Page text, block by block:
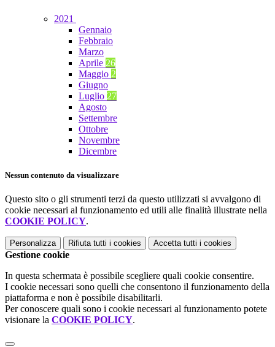
2021
Gennaio
Febbraio
Marzo
Aprile 26
Maggio 2
Giugno
Luglio 27
Agosto
Settembre
Ottobre
Novembre
Dicembre
Nessun contenuto da visualizzare
Questo sito o gli strumenti terzi da questo utilizzati si avvalgono di
cookie necessari al funzionamento ed utili alle finalità illustrate nella
COOKIE POLICY.
Personalizza Rifiuta tutti i cookies Accetta tutti i cookies
Gestione cookie
In questa schermata è possibile scegliere quali cookie consentire.
I cookie necessari sono quelli che consentono il funzionamento della
piattaforma e non è possibile disabilitarli.
Per conoscere quali sono i cookie necessari al funzionamento potete
visionare la COOKIE POLICY.